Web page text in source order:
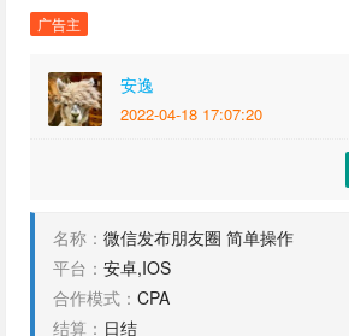
广告主
⁢安逸
2022-04-18 17:07:20
名称： 微信发布朋友圈 简单操作
平台： 安卓,IOS
合作模式： CPA
结算： 日结